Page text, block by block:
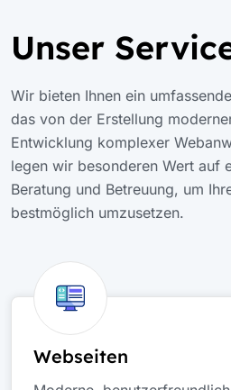
Unser
Wir bieten Ihnen ein
das von der Erstellung
Entwicklung komplexer
legen wir besonderen Wert auf
Beratung und Betreuung, um
bestmöglich umzusetzen.
Webseiten